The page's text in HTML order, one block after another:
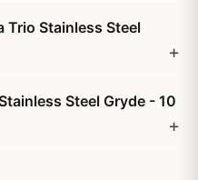
Trio Stainless Steel
Steel Gryde - 10